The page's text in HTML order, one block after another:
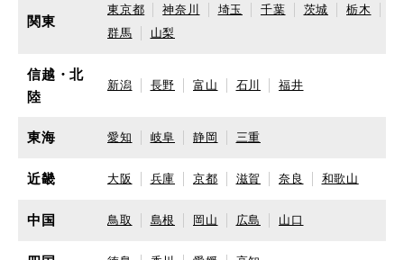
関東
東京都 神奈川 埼玉 千葉 茨城
栃木
群馬
山梨
信越・北
陸
新潟 長野 富山 石川 福井
東海 愛知 岐阜 静岡 三重
近畿 大阪 兵庫 京都 滋賀 奈良 和歌山
中国 鳥取 島根 岡山 広島 山口